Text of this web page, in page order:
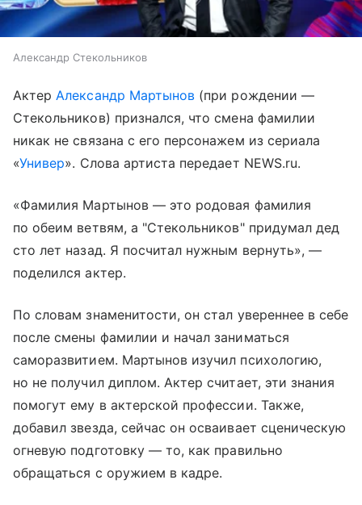
Александр Стекольников
Актер Александр Мартынов (при рождении —
Стекольников) признался, что смена фамилии
никак не связана с его персонажем из сериала
«Универ». Слова артиста передает NEWS.ru.
«Фамилия Мартынов — это родовая фамилия
по обеим ветвям, а "Стекольников" придумал дед
сто лет назад. Я посчитал нужным вернуть», —
поделился актер.
По словам знаменитости, он стал увереннее в себе
после смены фамилии и начал заниматься
саморазвитием. Мартынов изучил психологию,
но не получил диплом. Актер считает, эти знания
помогут ему в актерской профессии. Также,
добавил звезда, сейчас он осваивает сценическую
огневую подготовку — то, как правильно
обращаться с оружием в кадре.